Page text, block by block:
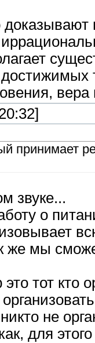
вера
принимает
звуке...
о
мы
тот кто
не
для